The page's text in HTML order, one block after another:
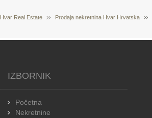
Hvar Real Estate Prodaja nekretnina Hvar Hrvatska
IZBORNIK
Početna
Nekretnine